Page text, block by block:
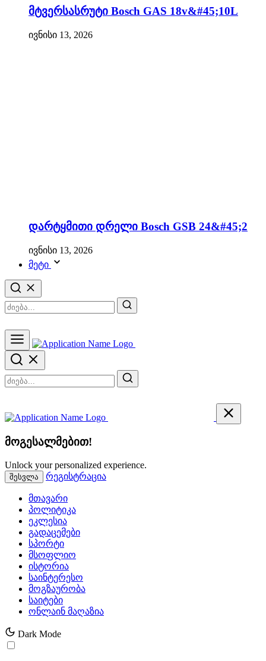
მტვერსასრუტი Bosch GAS 18v&#45;10L
ივნისი 13, 2026
დარტყმითი დრელი Bosch GSB 24&#45;2
ივნისი 13, 2026
მეტი
მოგესალმებით!
Unlock your personalized experience.
შესვლა რეგისტრაცია
მთავარი
პოლიტიკა
ეკლესია
გადაცემები
სპორტი
მსოფლიო
ისტორია
საინტერესო
მოგზაურობა
საიტები
ონლაინ მაღაზია
Dark Mode